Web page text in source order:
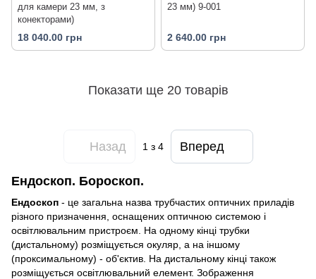
для камери 23 мм, з
конекторами)
18 040.00 грн
23 мм) 9-001
2 640.00 грн
Показати ще 20 товарів
Назад 1з 4 Вперед
Ендоскоп. Бороскоп.
Ендоскоп - це загальна назва трубчастих оптичних приладів
різного призначення, оснащених оптичною системою і
освітлювальним пристроєм. На одному кінці трубки
(дистальному) розміщується окуляр, а на іншому
(проксимальному) - об'єктив. На дистальному кінці також
розміщується освітлювальний елемент. Зображення